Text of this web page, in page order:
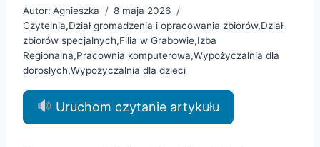
Autor: Agnieszka
8 maja 2026
Czytelnia,Dział gromadzenia i opracowania zbiorów,Dział
zbiorów specjalnych,Filia w Grabowie,Izba
Regionalna,Pracownia komputerowa,Wypożyczalnia dla
dorosłych,Wypożyczalnia dla dzieci
Uruchom czytanie artykułu